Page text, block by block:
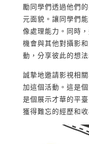
勵同學們透過他們
元面貌。讓同學們
像處理能力。同時
機會與其他對攝影
動，分享彼此的想
誠摯地邀請影視相
加這個活動。這是
是個展示才華的平
獲得難忘的經歷和